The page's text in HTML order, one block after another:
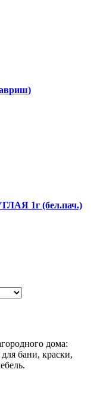
1г (бел.пач.)
дома:
бани, краски,